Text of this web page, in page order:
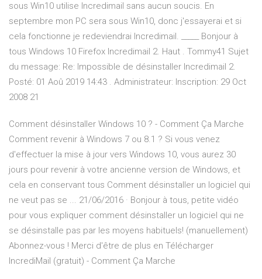
sous Win10 utilise Incredimail sans aucun soucis. En
septembre mon PC sera sous Win10, donc j'essayerai et si
cela fonctionne je redeviendrai Incredimail. _____ Bonjour à
tous Windows 10 Firefox Incredimail 2. Haut . Tommy41 Sujet
du message: Re: Impossible de désinstaller Incredimail 2.
Posté: 01 Aoû 2019 14:43 . Administrateur: Inscription: 29 Oct
2008 21
Comment désinstaller Windows 10 ? - Comment Ça Marche
Comment revenir à Windows 7 ou 8.1 ? Si vous venez
d'effectuer la mise à jour vers Windows 10, vous aurez 30
jours pour revenir à votre ancienne version de Windows, et
cela en conservant tous Comment désinstaller un logiciel qui
ne veut pas se ... 21/06/2016 · Bonjour à tous, petite vidéo
pour vous expliquer comment désinstaller un logiciel qui ne
se désinstalle pas par les moyens habituels! (manuellement)
Abonnez-vous ! Merci d'être de plus en Télécharger
IncrediMail (gratuit) - Comment Ça Marche